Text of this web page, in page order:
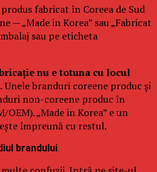
fabricat în Coreea de Sud
— „Made in Korea” sau „Fabricat
sau pe eticheta
nu e totuna cu locul
Unele branduri coreene produc și
non-coreene produc în
„Made in Korea” e un
împreună cu restul.
brandului